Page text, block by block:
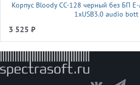
Корпус Bloody CC-128 черный без БП
1xUSB3.0 audio bott
3 525 ₽